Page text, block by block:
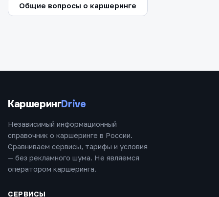
Общие вопросы о каршеринге
КаршерингDrive
Независимый информационный
справочник о каршеринге в России.
Сравниваем сервисы, тарифы и условия
— без рекламного шума. Не являемся
оператором каршеринга.
СЕРВИСЫ